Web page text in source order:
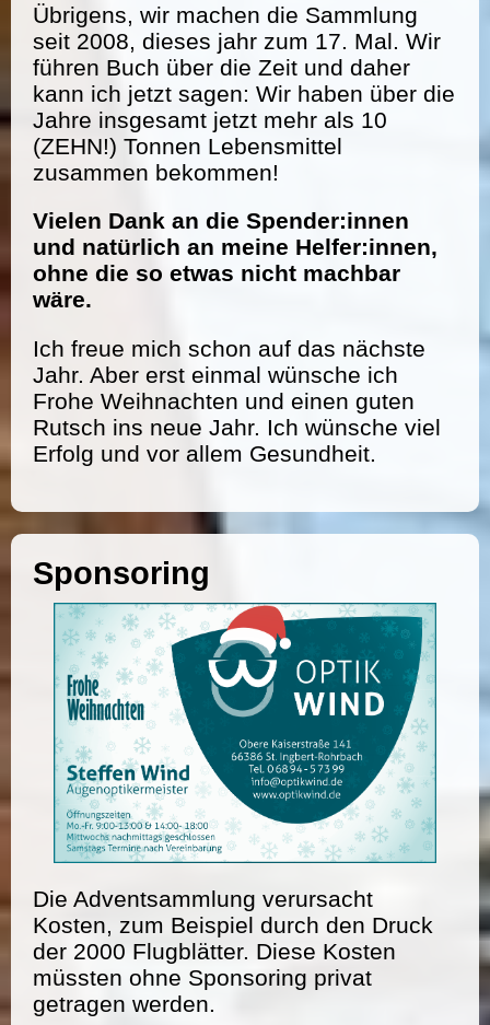
Übrigens, wir machen die Sammlung
seit 2008, dieses jahr zum 17. Mal. Wir
führen Buch über die Zeit und daher
kann ich jetzt sagen: Wir haben über die
Jahre insgesamt jetzt mehr als 10
(ZEHN!) Tonnen Lebensmittel
zusammen bekommen!
Vielen Dank an die Spender:innen
und natürlich an meine Helfer:innen,
ohne die so etwas nicht machbar
wäre.
Ich freue mich schon auf das nächste
Jahr. Aber erst einmal wünsche ich
Frohe Weihnachten und einen guten
Rutsch ins neue Jahr. Ich wünsche viel
Erfolg und vor allem Gesundheit.
Sponsoring
Die Adventsammlung verursacht
Kosten, zum Beispiel durch den Druck
der 2000 Flugblätter. Diese Kosten
müssten ohne Sponsoring privat
getragen werden.